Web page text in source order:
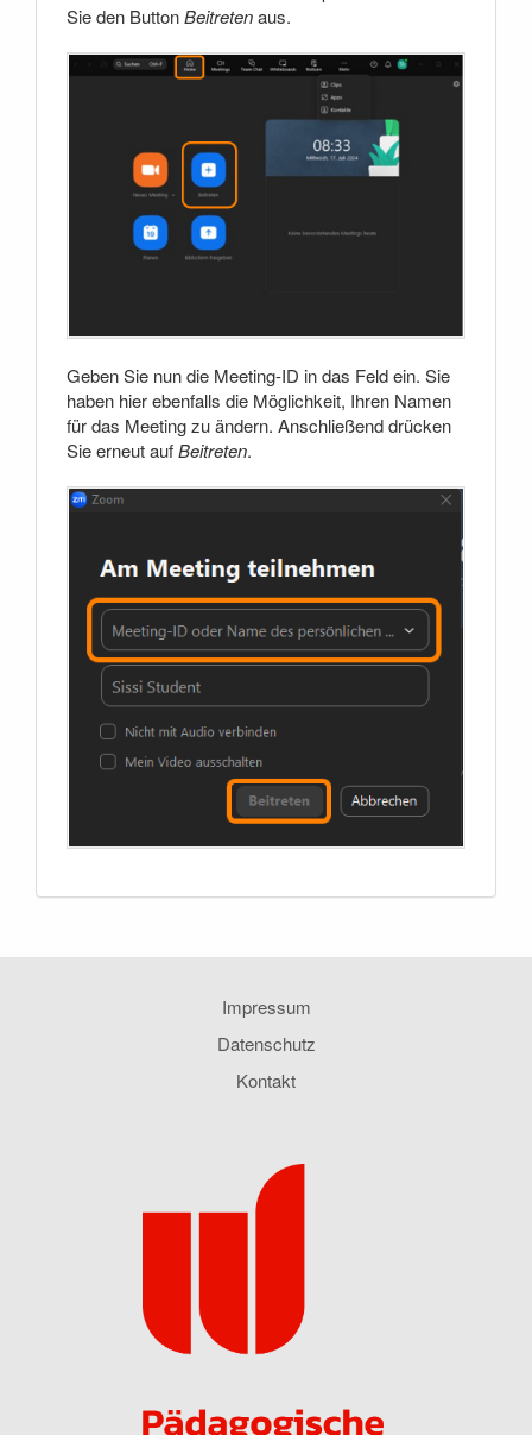
Sie den ButtonBeitretenaus.
Geben Sie nun die Meeting-ID in das Feld ein. Sie
haben hier ebenfalls die Möglichkeit, Ihren Namen
für das Meeting zu ändern. Anschließend drücken
Sie erneut aufBeitreten.
Impressum
Datenschutz
Kontakt